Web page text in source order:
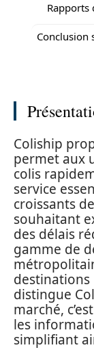
Rapports
Conclusion
Coliship
permet aux
colis
service
croissants
souhaitant
des délais
gamme de
destinations
distingue
marché,
les
simplifiant